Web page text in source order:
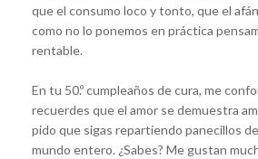
que el consumo loco y tonto, que el
como no lo ponemos en práctica
rentable.
En tu 50.º cumpleaños de cura, me
recuerdes que el amor se demuestra
pido que sigas repartiendo panecillos
mundo entero. ¿Sabes? Me gustan